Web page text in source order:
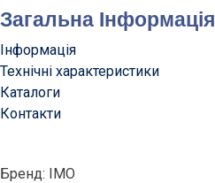
Загальна Інформація
Інформація
Технічні характеристики
Каталоги
Контакти
Бренд: IMO